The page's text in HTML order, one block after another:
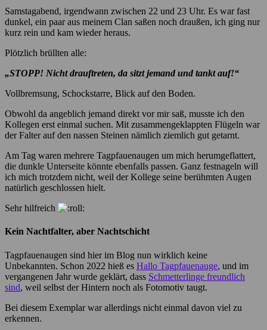
Samstagabend, irgendwann zwischen 22 und 23 Uhr. Es war fast
dunkel, ein paar aus meinem Clan saßen noch draußen, ich ging nur
kurz rein und kam wieder heraus.
Plötzlich brüllten alle:
„STOPP! Nicht drauftreten, da sitzt jemand und tankt auf!“
Vollbremsung, Schockstarre, Blick auf den Boden.
Obwohl da angeblich jemand direkt vor mir saß, musste ich den
Kollegen erst einmal suchen. Mit zusammengeklappten Flügeln war
der Falter auf den nassen Steinen nämlich ziemlich gut getarnt.
Am Tag waren mehrere Tagpfauenaugen um mich herumgeflattert,
die dunkle Unterseite könnte ebenfalls passen. Ganz festnageln will
ich mich trotzdem nicht, weil der Kollege seine berühmten Augen
natürlich geschlossen hielt.
Sehr hilfreich
Kein Nachtfalter, aber Nachtschicht
Tagpfauenaugen sind hier im Blog nun wirklich keine
Unbekannten. Schon 2022 hieß es Hallo Tagpfauenauge, und im
vergangenen Jahr wurde geklärt, dass Schmetterlinge freundlich
sind, weil selbst der Hintern noch als Fotomotiv taugt.
Bei diesem Exemplar war allerdings nicht einmal davon viel zu
erkennen.